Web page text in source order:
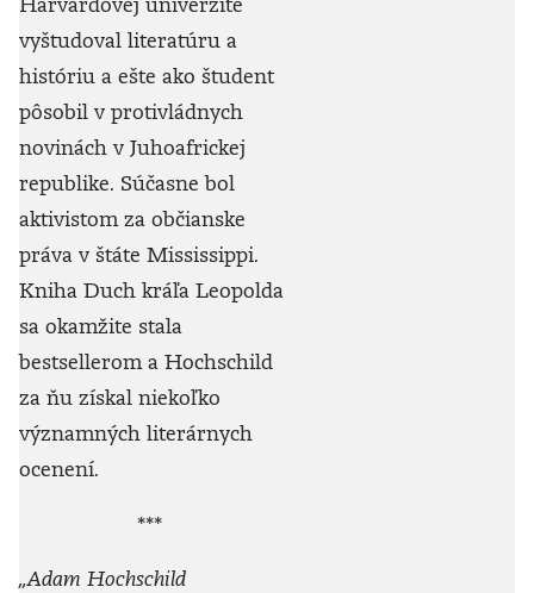
vyštudoval literatúru a
históriu a ešte ako študent
pôsobil v protivládnych
novinách v Juhoafrickej
republike. Súčasne bol
aktivistom za občianske
práva v štáte Mississippi.
Kniha Duch kráľa Leopolda
sa okamžite stala
bestsellerom a Hochschild
za ňu získal niekoľko
významných literárnych
ocenení.
***
„Adam Hochschild